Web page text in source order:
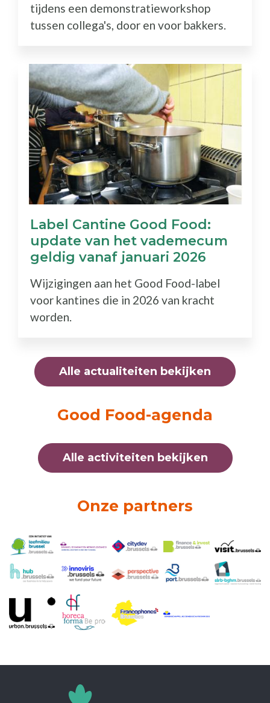
tijdens een demonstratieworkshop
tussen collega's, door en voor bakkers.
Label Cantine Good Food:
update van het vademecum
geldig vanaf januari 2026
Wijzigingen aan het Good Food-label
voor kantines die in 2026 van kracht
worden.
Alle actualiteiten bekijken
Good Food-agenda
Alle activiteiten bekijken
Onze partners